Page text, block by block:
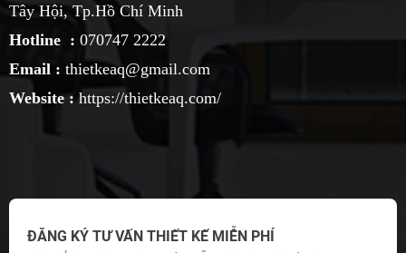
Tây Hội, Tp.Hồ Chí Minh
Hotline : 070747 2222
Email : thietkeaq@gmail.com
Website : https://thietkeaq.com/
ĐĂNG KÝ TƯ VẤN THIẾT KẾ MIỄN PHÍ